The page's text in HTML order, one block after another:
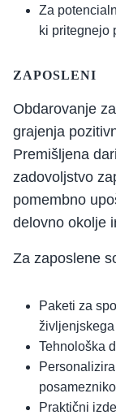
Za
ki pritegnejo
ZAPOSLENI
Obdarovanje
grajenja
Premišljena
zadovoljstvo
pomembno
delovno okolje
Za zaposlene
Paketi za
Tehnološka
Praktični